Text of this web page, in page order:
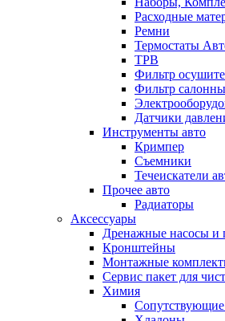
Расходные
Ремни
Термостаты
ТРВ
Фильтр
Фильтр
Датчики
Инструменты авто
Кримпер
Съемники
Течеискатели
Прочее авто
Радиаторы
Аксессуары
Дренажные насосы и
Кронштейны
Монтажные
Сервис пакет для
Химия